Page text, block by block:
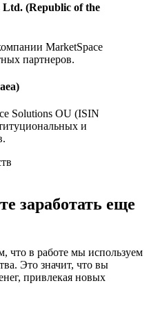
Ltd. (Republic of the
MarketSpace
партнеров.
Solutions OU (ISIN
и
заработать еще
что в работе мы используем
Это значит, что вы
привлекая новых